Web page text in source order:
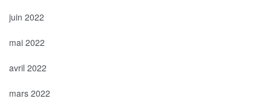
juin 2022
mai 2022
avril 2022
mars 2022